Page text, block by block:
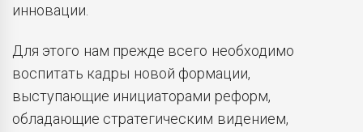
инновации.
Для этого нам прежде всего необходимо
воспитать кадры новой формации,
выступающие инициаторами реформ,
обладающие стратегическим видением,